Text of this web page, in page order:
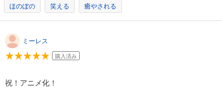
ほのぼの 笑える 癒やされる
ミーレス
購入済み
祝！アニメ化！